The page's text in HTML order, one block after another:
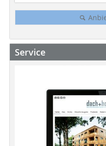
Service